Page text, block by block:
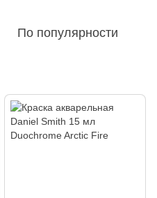
По популярности